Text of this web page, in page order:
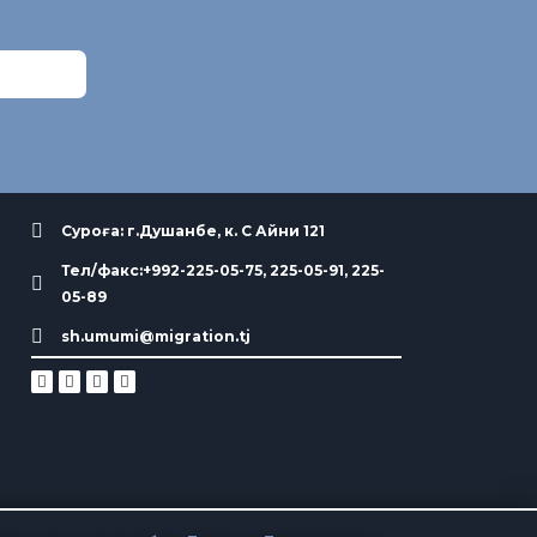
Суроға: г.Душанбе, к. С Айни 121
Тел/факс:+992-225-05-75, 225-05-91, 225-
05-89
sh.umumi@migration.tj